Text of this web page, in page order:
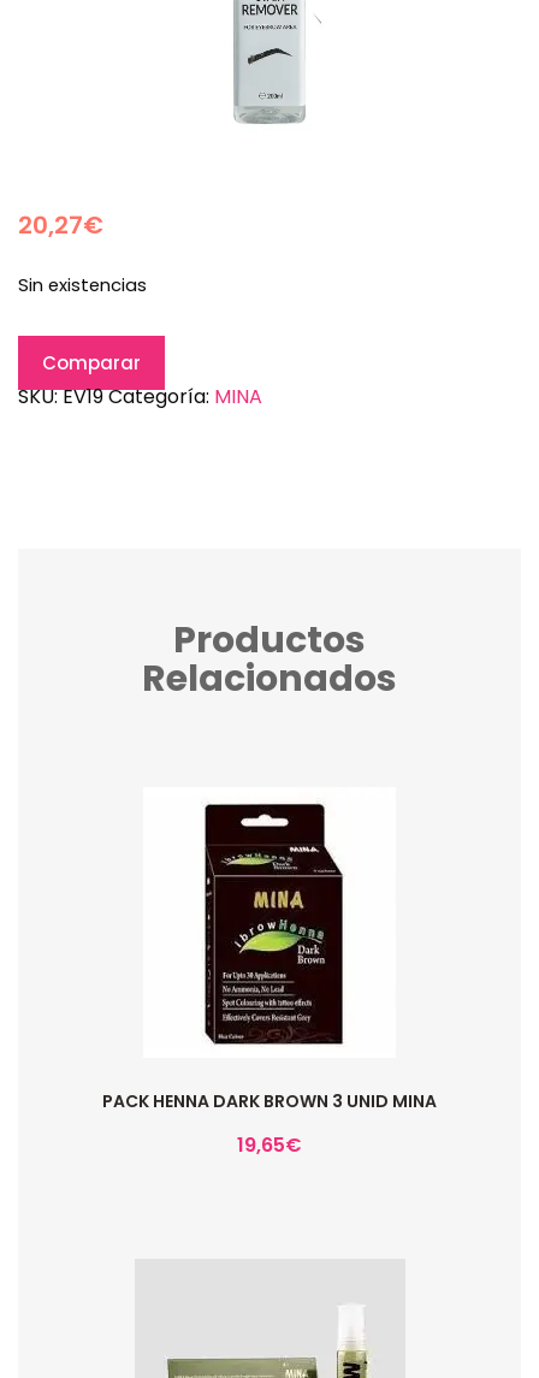
20,27€
Sin existencias
Comparar
SKU:EV19Categoría: MINA
Productos
Relacionados
PACK HENNA DARK BROWN 3 UNID MINA
19,65€